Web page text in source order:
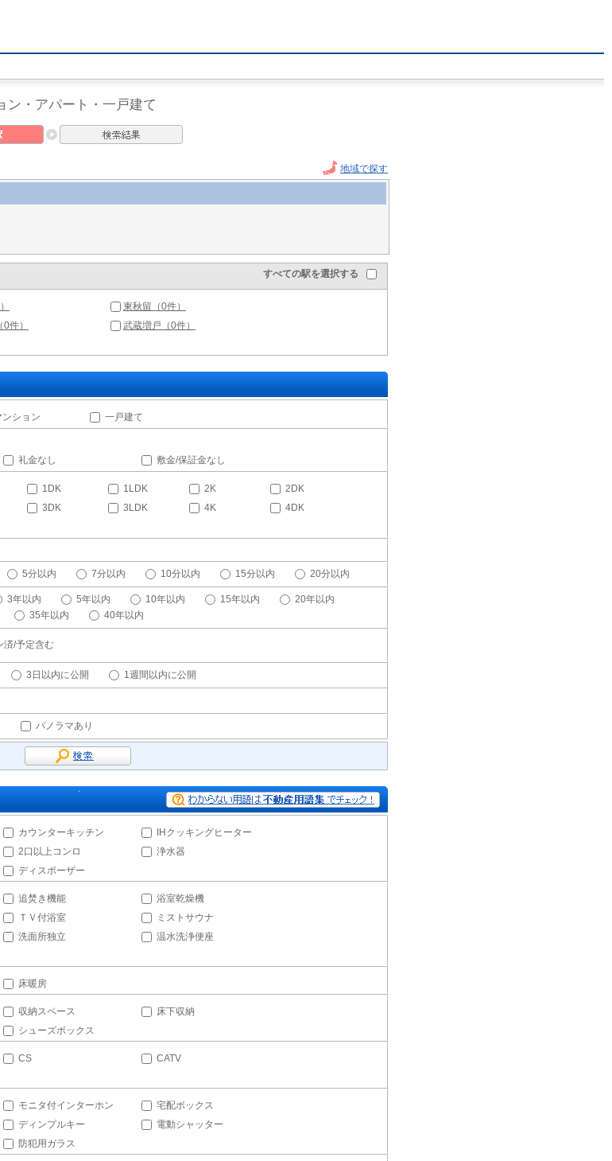
ン・アパート・一戸建て
地域で探す
すべての駅を選択する
東秋留（0件）
件）
武蔵増戸（0件）
ンション 一戸建て
礼金なし 敷金/保証金なし
1DK 1LDK 2K
2DK
3DK 3LDK 4K
4DK
5分以内 7分以内 10分以内 15分以内 20分以内
3年以内 5年以内 10年以内 15年以内
20年以内
35年以内 40年以内
済/予定含む
3日以内に公開 1週間以内に公開
パノラマあり
カウンターキッチン
IHクッキングヒーター
2口以上コンロ
浄水器
ディスポーザー
追焚き機能
浴室乾燥機
ＴＶ付浴室
ミストサウナ
洗面所独立
温水洗浄便座
床暖房
収納スペース
床下収納
シューズボックス
CS
CATV
モニタ付インターホン
宅配ボックス
ディンプルキー
電動シャッター
防犯用ガラス